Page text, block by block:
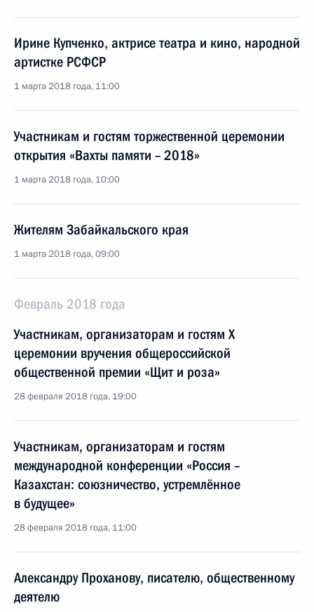
Ирине Купченко, актрисе театра и кино, народной
артистке РСФСР
1 марта 2018 года, 11:00
Участникам и гостям торжественной церемонии
открытия «Вахты памяти – 2018»
1 марта 2018 года, 10:00
Жителям Забайкальского края
1 марта 2018 года, 09:00
Февраль 2018 года
Участникам, организаторам и гостям X
церемонии вручения общероссийской
общественной премии «Щит и роза»
28 февраля 2018 года, 19:00
Участникам, организаторам и гостям
международной конференции «Россия –
Казахстан: союзничество, устремлённое
в будущее»
28 февраля 2018 года, 11:00
Александру Проханову, писателю, общественному
деятелю